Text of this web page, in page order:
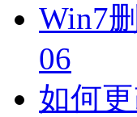
Win7
06
如何